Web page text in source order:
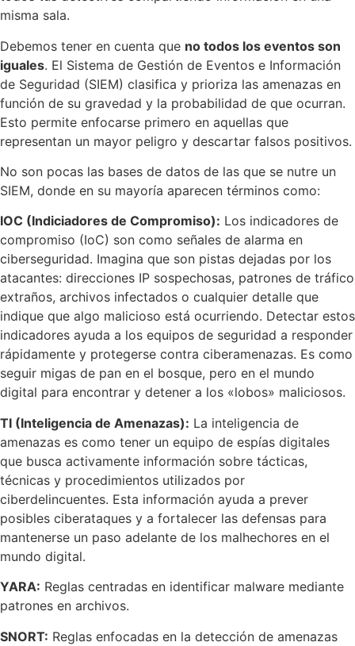
misma sala.
Debemos tener en cuenta que no todos los eventos son
iguales. El Sistema de Gestión de Eventos e Información
de Seguridad (SIEM) clasifica y prioriza las amenazas en
función de su gravedad y la probabilidad de que ocurran.
Esto permite enfocarse primero en aquellas que
representan un mayor peligro y descartar falsos positivos.
No son pocas las bases de datos de las que se nutre un
SIEM, donde en su mayoría aparecen términos como:
IOC (Indiciadores de Compromiso): Los indicadores de
compromiso (IoC) son como señales de alarma en
ciberseguridad. Imagina que son pistas dejadas por los
atacantes: direcciones IP sospechosas, patrones de tráfico
extraños, archivos infectados o cualquier detalle que
indique que algo malicioso está ocurriendo. Detectar estos
indicadores ayuda a los equipos de seguridad a responder
rápidamente y protegerse contra ciberamenazas. Es como
seguir migas de pan en el bosque, pero en el mundo
digital para encontrar y detener a los «lobos» maliciosos.
TI (Inteligencia de Amenazas): La inteligencia de
amenazas es como tener un equipo de espías digitales
que busca activamente información sobre tácticas,
técnicas y procedimientos utilizados por
ciberdelincuentes. Esta información ayuda a prever
posibles ciberataques y a fortalecer las defensas para
mantenerse un paso adelante de los malhechores en el
mundo digital.
YARA: Reglas centradas en identificar malware mediante
patrones en archivos.
SNORT: Reglas enfocadas en la detección de amenazas